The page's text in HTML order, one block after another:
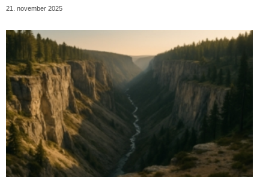
21. november 2025